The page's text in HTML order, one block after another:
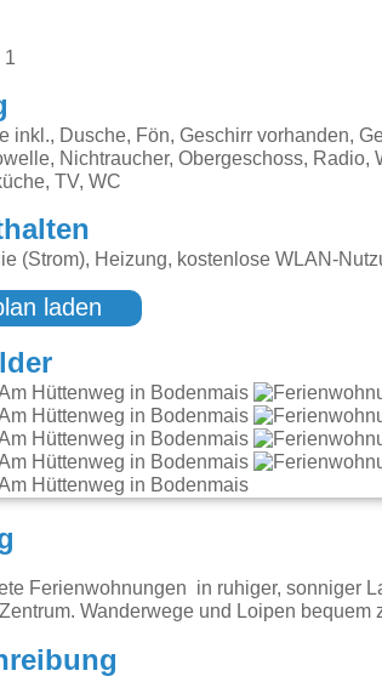
1
inkl., Dusche, Fön, Geschirr vorhanden,
Nichtraucher, Obergeschoss, Radio,
TV, WC
(Strom), Heizung, kostenlose WLAN-
laden
Ferienwohnungen in ruhiger, sonniger
Wanderwege und Loipen bequem